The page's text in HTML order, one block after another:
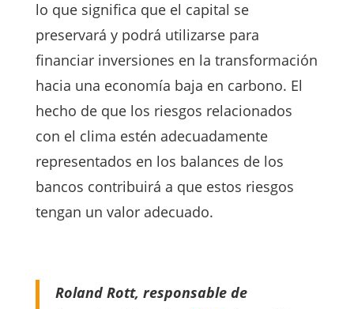
lo que significa que el capital se
preservará y podrá utilizarse para
financiar inversiones en la transformación
hacia una economía baja en carbono. El
hecho de que los riesgos relacionados
con el clima estén adecuadamente
representados en los balances de los
bancos contribuirá a que estos riesgos
tengan un valor adecuado.
Roland Rott, responsable de